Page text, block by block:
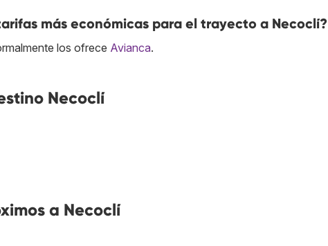
más económicas para el trayecto a Necoclí?
los ofrece Avianca.
Necoclí
a Necoclí